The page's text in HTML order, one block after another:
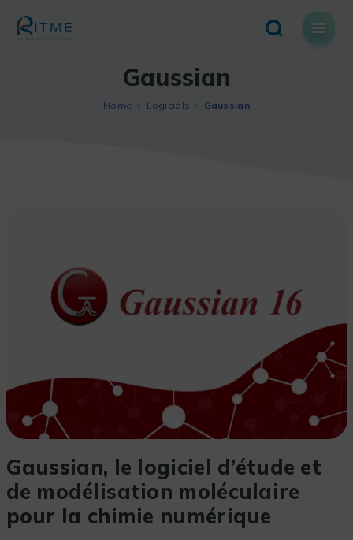
content
Gaussian
Home Logiciels Gaussian
Gaussian, le logiciel d’étude et
de modélisation moléculaire
pour la chimie numérique